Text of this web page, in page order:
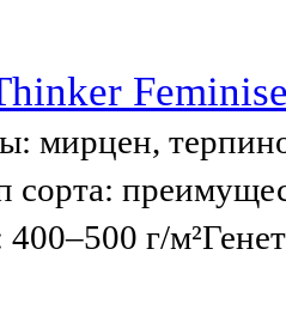
мирцен,
г/